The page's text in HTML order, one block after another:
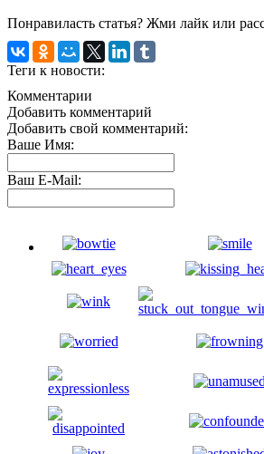
Понравиласть статья? Жми лайк или
Теги к новости:
Комментарии
Добавить комментарий
Добавить свой комментарий:
Ваше Имя:
Ваш E-Mail: